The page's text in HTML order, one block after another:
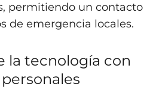
permitiendo un contacto
de emergencia locales.
la tecnología con